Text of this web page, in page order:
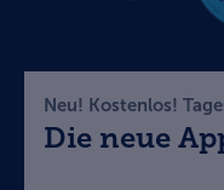
Neu! Kostenlos!
Die neue